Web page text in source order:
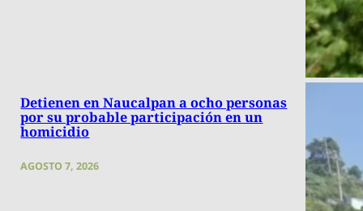
Detienen en Naucalpan a ocho personas
por su probable participación en un
homicidio
AGOSTO 7, 2026